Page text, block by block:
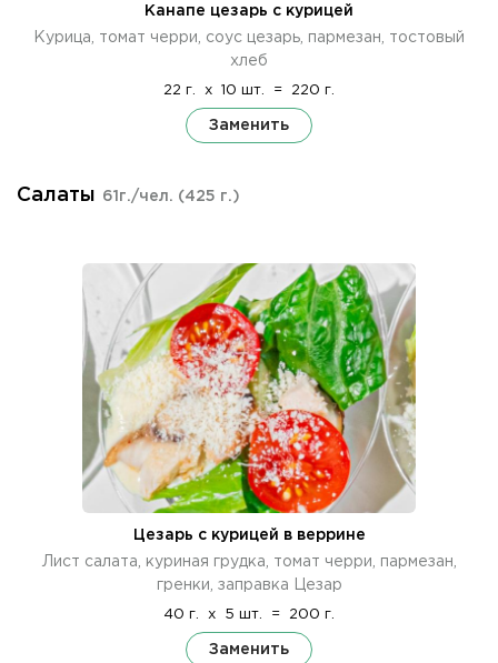
Канапе цезарь с курицей
Курица, томат черри, соус цезарь, пармезан, тостовый
хлеб
22 г. x 10 шт. = 220 г.
Заменить
Салаты 61г./чел. (425 г.)
Цезарь с курицей в веррине
Лист салата, куриная грудка, томат черри, пармезан,
гренки, заправка Цезар
40 г. x 5 шт. = 200 г.
Заменить